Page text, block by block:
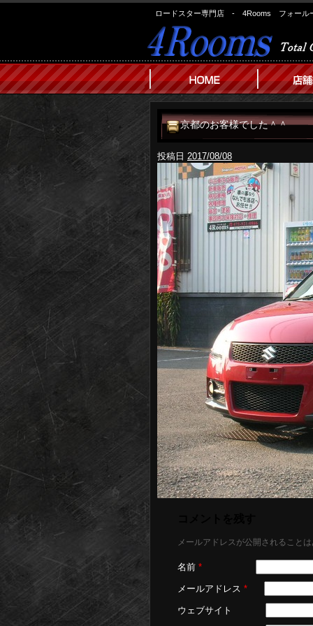
ロードスター専門店 - 4Rooms フォー
京都のお客様でした＾＾
投稿日 2017/08/08
メールアドレスが公開されること
名前 *
メールアドレス *
ウェブサイト